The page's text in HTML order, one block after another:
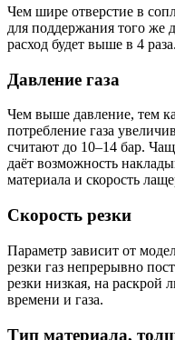
Чем шире отверстие в
для поддержания того же
расход будет выше в 4 раза.
Давление газа
Чем выше давление, тем
потребление газа
считают до 10–14 бар.
даёт возможность
материала и скорость
Скорость резки
Параметр зависит от
резки газ непрерывно
резки низкая, на раскрой
времени и газа.
Тип материала,